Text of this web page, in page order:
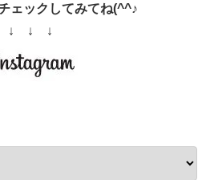
ェックしてみてね(^^♪
↓ ↓ ↓